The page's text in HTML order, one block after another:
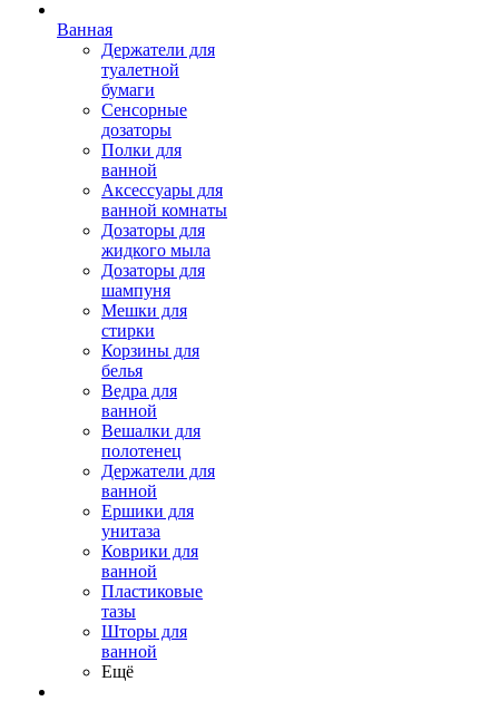
Ванная
Держатели для
туалетной
бумаги
Сенсорные
дозаторы
Полки для
ванной
Аксессуары для
ванной комнаты
Дозаторы для
жидкого мыла
Дозаторы для
шампуня
Мешки для
стирки
Корзины для
белья
Ведра для
ванной
Вешалки для
полотенец
Держатели для
ванной
Ершики для
унитаза
Коврики для
ванной
Пластиковые
тазы
Шторы для
ванной
Ещё